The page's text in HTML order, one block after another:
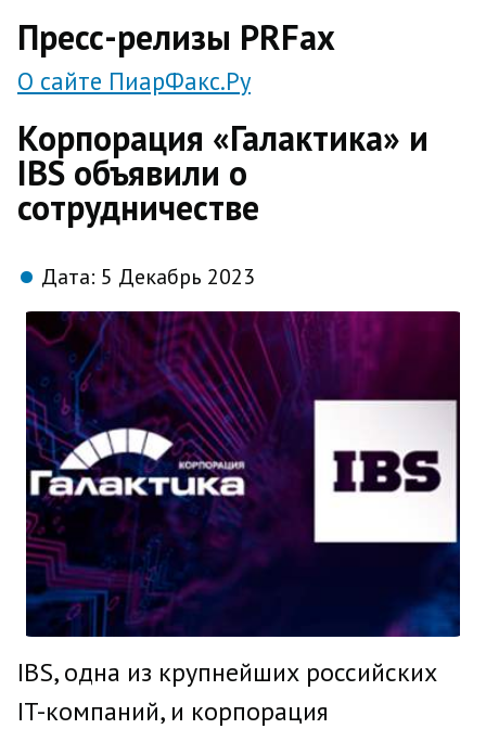
Пресс-релизы PRFax
О сайте ПиарФакс.Ру
Корпорация «Галактика» и
IBS объявили о
сотрудничестве
Дата: 5 Декабрь 2023
IBS, одна из крупнейших российских
IT-компаний, и корпорация